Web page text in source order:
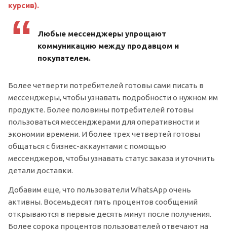
курсив).
Любые мессенджеры упрощают
коммуникацию между продавцом и
покупателем.
Более четверти потребителей готовы сами писать в
мессенджеры, чтобы узнавать подробности о нужном им
продукте. Более половины потребителей готовы
пользоваться мессенджерами для оперативности и
экономии времени. И более трех четвертей готовы
общаться с бизнес-аккаунтами с помощью
мессенджеров, чтобы узнавать статус заказа и уточнить
детали доставки.
Добавим еще, что пользователи WhatsApp очень
активны. Восемьдесят пять процентов сообщений
открываются в первые десять минут после получения.
Более сорока процентов пользователей отвечают на